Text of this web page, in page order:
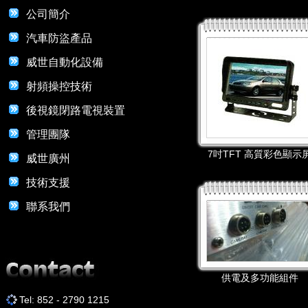
公司簡介
汽車防盜產品
威世自動化設備
射頻操控技術
後視鏡閉路電視裝置
管理團隊
威世廣州
技術支援
聯系我們
Tel: 852 - 2790 1215
7吋TFT 高質彩色顯示
供電及多功能組件